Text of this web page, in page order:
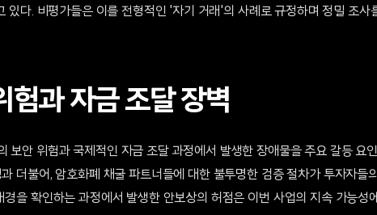
있다. 비평가들은 이를 전형적인 '자기 거래'의 사례로 규정하며 정밀 조사
험과 자금 조달 장벽
보안 위험과 국제적인 자금 조달 과정에서 발생한 장애물을 주요 갈등 요
더불어, 암호화폐 채굴 파트너들에 대한 불투명한 검증 절차가 투자자들
을 확인하는 과정에서 발생한 안보상의 허점은 이번 사업의 지속 가능성